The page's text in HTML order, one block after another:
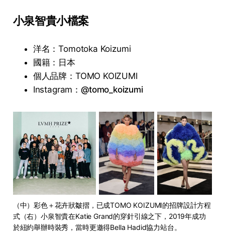
小泉智貴小檔案
洋名：Tomotoka Koizumi
國籍：日本
個人品牌：TOMO KOIZUMI
Instagram：@tomo_koizumi
（中）彩色＋花卉狀皺摺，已成TOMO KOIZUMI的招牌設計方程
式（右）小泉智貴在Katie Grand的穿針引線之下，2019年成功
於紐約舉辦時裝秀，當時更邀得Bella Hadid協力站台。